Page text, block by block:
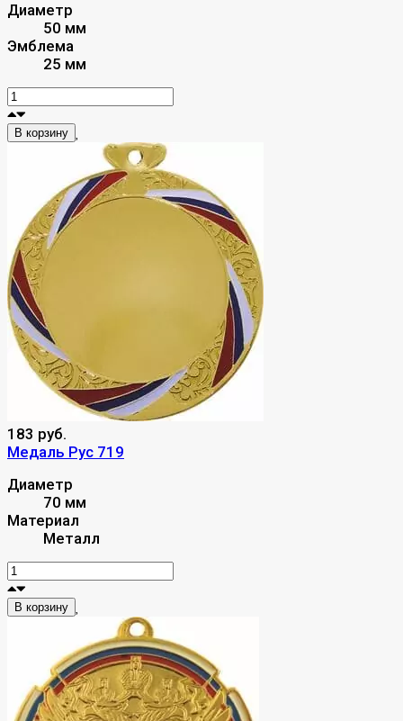
Диаметр
50 мм
Эмблема
25 мм
В корзину
183 руб.
Медаль Рус 719
Диаметр
70 мм
Материал
Металл
В корзину